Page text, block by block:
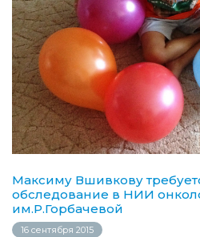
Максиму Вшивкову
обследование в НИИ
им.Р.Горбачевой
16 сентября 2015